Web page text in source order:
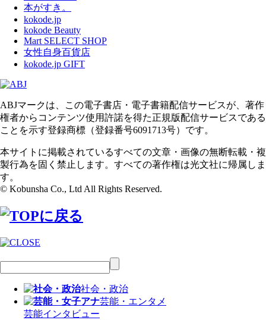
本がすき。
kokode.jp
kokode Beauty
Mart SELECT SHOP
女性自身百貨店
kokode.jp GIFT
ABJマークは、この電子書店・電子書籍配信サービスが、著作
権者からコンテンツ使用許諾を得た正規版配信サービスである
ことを示す登録商標（登録番号6091713号）です。
本サイトに掲載されているすべての文章・画像の無断転載・複
製行為を固く禁止します。すべての著作権は光文社に帰属しま
す。
© Kobunsha Co., Ltd All Rights Reserved.
社会・政治
芸能・エンタメ
芸能インタビュー